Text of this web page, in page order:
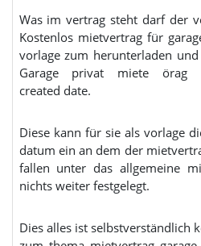
Was im vertrag steht darf der
Kostenlos mietvertrag für
vorlage zum herunterladen
Garage privat miete örag
created date.
Diese kann für sie als vorlage
datum ein an dem der
fallen unter das allgemeine
nichts weiter festgelegt.
Dies alles ist selbstverständlich